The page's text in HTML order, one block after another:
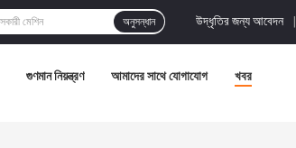
উদ্ধৃতির জন্য আবেদন |
অনুসন্ধান
গুণমান নিয়ন্ত্রণ আমাদের সাথে যোগাযোগ খবর